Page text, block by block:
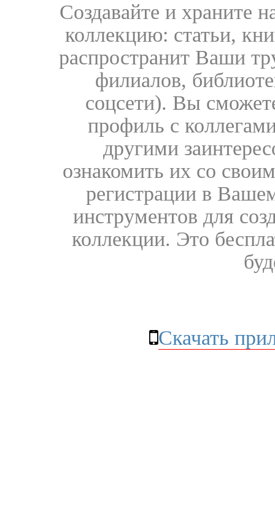
Создавайте и храните
коллекцию: статьи,
распространит Ваши
филиалов,
соцсети). Вы
профиль с
другими
ознакомить их со
регистрации в
инструментов для
коллекции. Это
Скачать